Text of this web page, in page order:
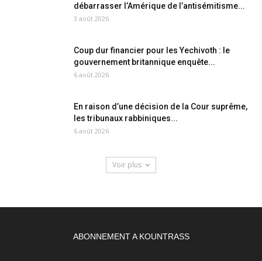
débarrasser l’Amérique de l’antisémitisme...
3 août 2026
Coup dur financier pour les Yechivoth : le
gouvernement britannique enquête...
6 août 2026
En raison d’une décision de la Cour suprême,
les tribunaux rabbiniques...
6 août 2026
Voir plus
ABONNEMENT A KOUNTRASS